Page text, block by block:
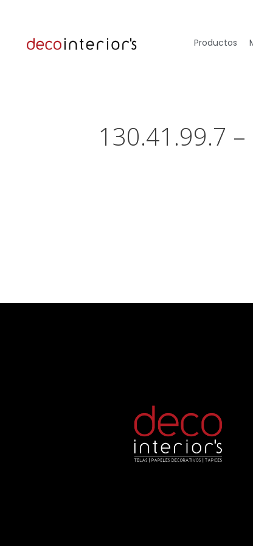
Productos
130.41.99.7